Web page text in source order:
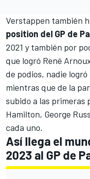
Verstappen también
position del GP de
2021 y también por
que logró René
de podios, nadie
mientras que de la
subido a las primeras
Hamilton, George
cada uno.
Así llega el
2023 al GP de